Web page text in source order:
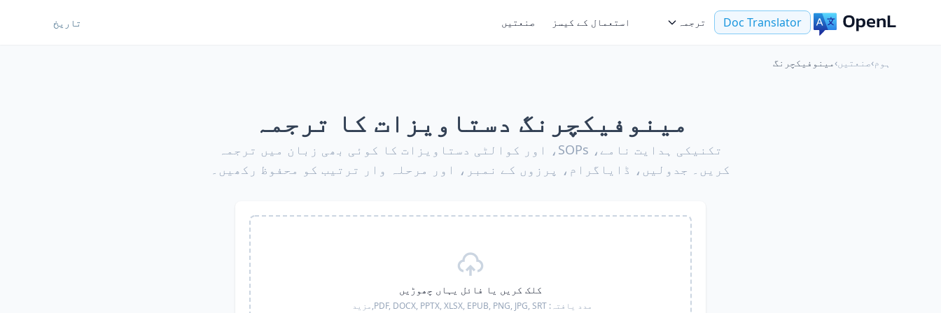
Doc Translator ترجمہ استعمال کے کیسز صنعتیں تاریخ
ہوم›صنعتیں›مینوفیکچرنگ
مینوفیکچرنگ دستاویزات کا ترجمہ
تکنیکی ہدایت نامے، SOPs، اور کوالٹی دستاویزات کا کوئی بھی زبان میں ترجمہ
کریں۔ جدولیں، ڈایاگرام، پرزوں کے نمبر، اور مرحلہ وار ترتیب کو محفوظ رکھیں۔
کلک کریں یا فائل یہاں چھوڑیں
مدد یافتہ:PDF, DOCX, PPTX, XLSX, EPUB, PNG, JPG, SRT, مزید